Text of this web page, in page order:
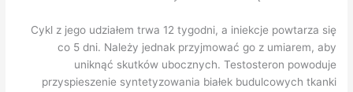
Cykl z jego udziałem trwa 12 tygodni, a iniekcje powtarza się
co 5 dni. Należy jednak przyjmować go z umiarem, aby
uniknąć skutków ubocznych. Testosteron powoduje
przyspieszenie syntetyzowania białek budulcowych tkanki